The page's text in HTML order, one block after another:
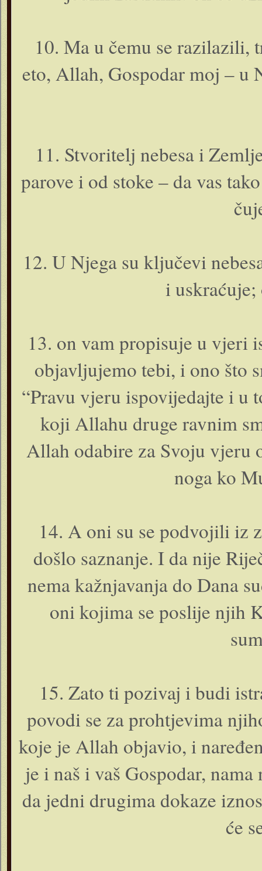
10. Ma u čemu se razilazili,
eto, Allah, Gospodar moj – u
11. Stvoritelj nebesa i
parove i od stoke – da vas
12. U Njega su ključevi
i uskraćuje;
13. o­n vam propisuje u vjeri
objavljujemo tebi, i o­no što
“Pravu vjeru ispovijedajte i u
koji Allahu druge ravnim
Allah odabire za Svoju vjeru
noga ko
14. A o­ni su se podvojili iz
došlo saznanje. I da nije
nema kažnjavanja do Dana
o­ni kojima se poslije njih
15. Zato ti pozivaj i budi
povodi se za prohtjevima
koje je Allah objavio, i
je i naš i vaš Gospodar,
da jedni drugima dokaze
će